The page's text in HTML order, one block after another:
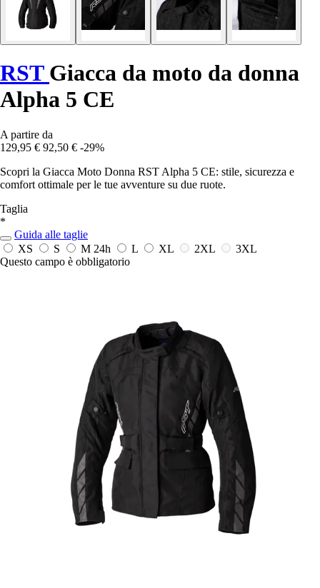
RST Giacca da moto da donna
Alpha 5 CE
A partire da
129,95 € 92,50 € -29%
Scopri la Giacca Moto Donna RST Alpha 5 CE: stile, sicurezza e
comfort ottimale per le tue avventure su due ruote.
Taglia
*
Guida alle taglie
XS
S M 24h L XL 2XL
3XL
Questo campo è obbligatorio